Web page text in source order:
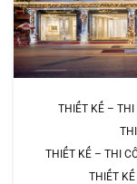
THIẾT KẾ –
THIẾT KẾ – THI
THIẾT